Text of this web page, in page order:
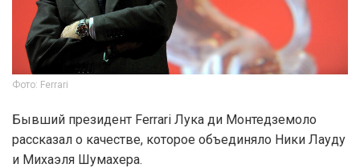
Фото: Ferrari
Бывший президент Ferrari Лука ди Монтедземоло
рассказал о качестве, которое объединяло Ники Лауду
и Михаэля Шумахера.